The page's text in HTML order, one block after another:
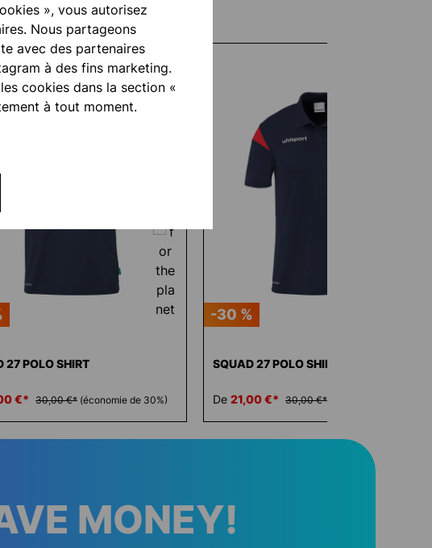
27 POLO SHIRT
€* 30,00 €* (économie de 30%)
-30 %
SQUAD 27 POLO SHIRT
De 21,00 €* 30,00 €*
MONEY!
», vous autorisez
Nous partageons
avec des partenaires
à des fins marketing.
cookies dans la section «
à tout moment.